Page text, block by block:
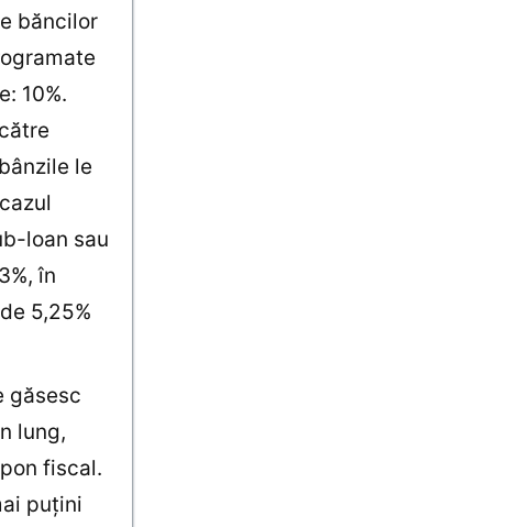
băncilor
10%.
le
loan sau
în
5,25%
găsesc
lung,
fiscal.
puţini